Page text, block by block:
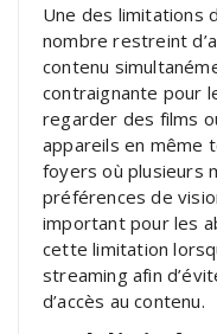
Une des limitations
nombre restreint
contenu
contraignante pour
regarder des films
appareils en même
foyers où plusieurs
préférences de
important pour les
cette limitation
streaming afin
d’accès au contenu.